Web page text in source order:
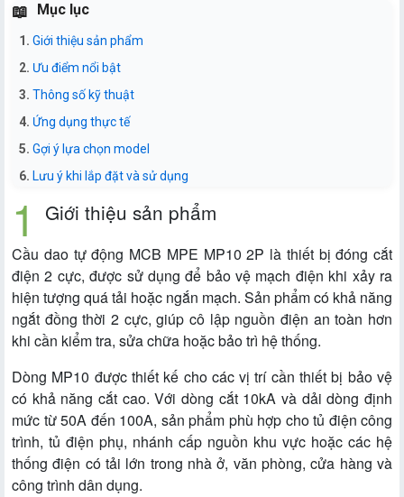
Mục lục
Giới thiệu sản phẩm
Ưu điểm nổi bật
Thông số kỹ thuật
Ứng dụng thực tế
Gợi ý lựa chọn model
Lưu ý khi lắp đặt và sử dụng
Giới thiệu sản phẩm
Cầu dao tự động MCB MPE MP10 2P là thiết bị đóng cắt
điện 2 cực, được sử dụng để bảo vệ mạch điện khi xảy ra
hiện tượng quá tải hoặc ngắn mạch. Sản phẩm có khả năng
ngắt đồng thời 2 cực, giúp cô lập nguồn điện an toàn hơn
khi cần kiểm tra, sửa chữa hoặc bảo trì hệ thống.
Dòng MP10 được thiết kế cho các vị trí cần thiết bị bảo vệ
có khả năng cắt cao. Với dòng cắt 10kA và dải dòng định
mức từ 50A đến 100A, sản phẩm phù hợp cho tủ điện công
trình, tủ điện phụ, nhánh cấp nguồn khu vực hoặc các hệ
thống điện có tải lớn trong nhà ở, văn phòng, cửa hàng và
công trình dân dụng.